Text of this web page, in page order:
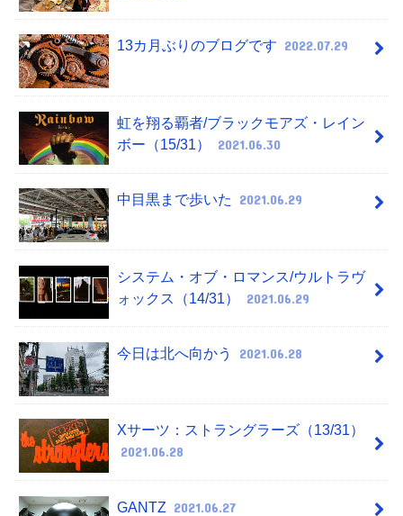
13カ月ぶりのブログです 2022.07.29
虹を翔る覇者/ブラックモアズ・レイン
ボー（15/31）
2021.06.30
中目黒まで歩いた 2021.06.29
システム・オブ・ロマンス/ウルトラヴ
ォックス（14/31）
2021.06.29
今日は北へ向かう 2021.06.28
Xサーツ：ストラングラーズ（13/31）
2021.06.28
GANTZ 2021.06.27